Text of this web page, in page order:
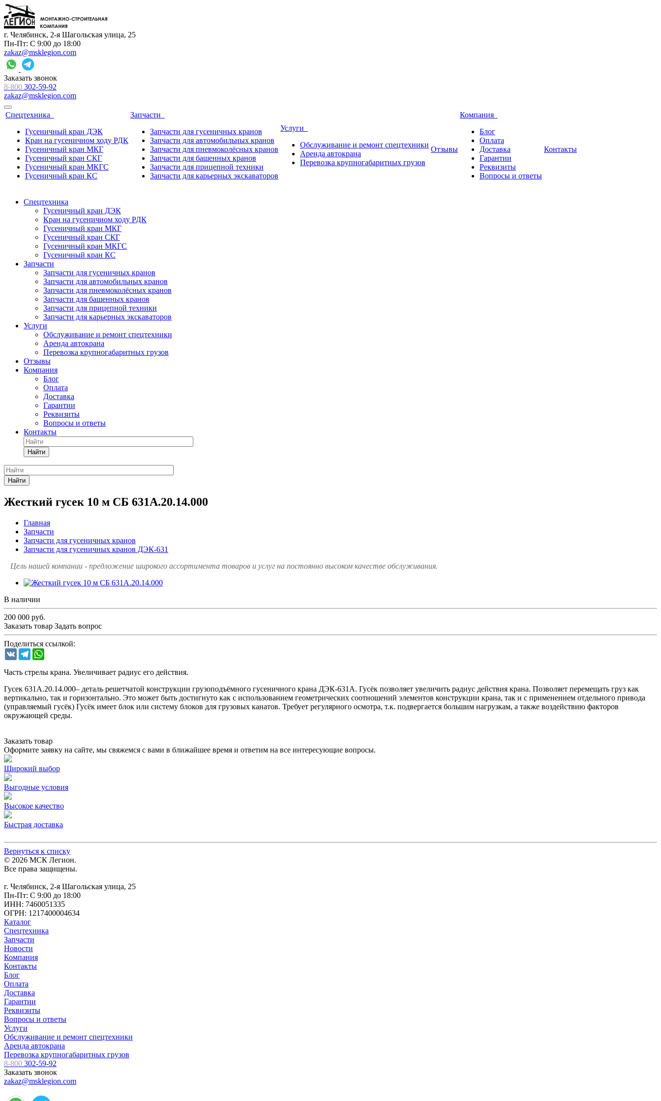
г. Челябинск, 2-я Шагольская улица, 25
Пн-Пт: С 9:00 до 18:00
zakaz@msklegion.com
Заказать звонок
8-800 302-59-92
zakaz@msklegion.com
Спецтехника
Гусеничный кран ДЭК
Кран на гусеничном ходу РДК
Гусеничный кран МКГ
Гусеничный кран СКГ
Гусеничный кран МКГС
Гусеничный кран КС
Запчасти
Запчасти для гусеничных кранов
Запчасти для автомобильных кранов
Запчасти для пневмоколёсных кранов
Запчасти для башенных кранов
Запчасти для прицепной техники
Запчасти для карьерных экскаваторов
Услуги
Обслуживание и ремонт спецтехники
Аренда автокрана
Перевозка крупногабаритных грузов
Отзывы
Компания
Блог
Оплата
Доставка
Гарантии
Реквизиты
Вопросы и ответы
Контакты
Спецтехника
Гусеничный кран ДЭК
Кран на гусеничном ходу РДК
Гусеничный кран МКГ
Гусеничный кран СКГ
Гусеничный кран МКГС
Гусеничный кран КС
Запчасти
Запчасти для гусеничных кранов
Запчасти для автомобильных кранов
Запчасти для пневмоколёсных кранов
Запчасти для башенных кранов
Запчасти для прицепной техники
Запчасти для карьерных экскаваторов
Услуги
Обслуживание и ремонт спецтехники
Аренда автокрана
Перевозка крупногабаритных грузов
Отзывы
Компания
Блог
Оплата
Доставка
Гарантии
Реквизиты
Вопросы и ответы
Контакты
Найти
Найти
Жесткий гусек 10 м СБ 631А.20.14.000
Главная
Запчасти
Запчасти для гусеничных кранов
Запчасти для гусеничных кранов ДЭК-631
Цель нашей компании - предложение широкого ассортимента товаров и услуг на постоянно высоком качестве обслуживания.
В наличии
200 000 руб.
Заказать товар Задать вопрос
Поделиться ссылкой:
VK Telegram
Часть стрелы крана. Увеличивает радиус его действия.
Гусек 631А.20.14.000– деталь решетчатой конструкции грузоподъёмного гусеничного крана ДЭК-631А. Гусёк позволяет увеличить радиус действия крана. Позволяет перемещать груз как
вертикально, так и горизонтально. Это может быть достигнуто как с использованием геометрических соотношений элементов конструкции крана, так и с применением отдельного привода
(управляемый гусёк) Гусёк имеет блок или систему блоков для грузовых канатов. Требует регулярного осмотра, т.к. подвергается большим нагрузкам, а также воздействию факторов
окружающей среды.
Заказать товар
Оформите заявку на сайте, мы свяжемся с вами в ближайшее время и ответим на все интересующие вопросы.
Широкий выбор
Выгодные условия
Высокое качество
Быстрая доставка
Вернуться к списку
© 2026 МСК Легион.
Все права защищены.
г. Челябинск, 2-я Шагольская улица, 25
Пн-Пт: С 9:00 до 18:00
ИНН: 7460051335
ОГРН: 1217400004634
Каталог
Спецтехника
Запчасти
Новости
Компания
Контакты
Блог
Оплата
Доставка
Гарантии
Реквизиты
Вопросы и ответы
Услуги
Обслуживание и ремонт спецтехники
Аренда автокрана
Перевозка крупногабаритных грузов
8-800 302-59-92
Заказать звонок
zakaz@msklegion.com